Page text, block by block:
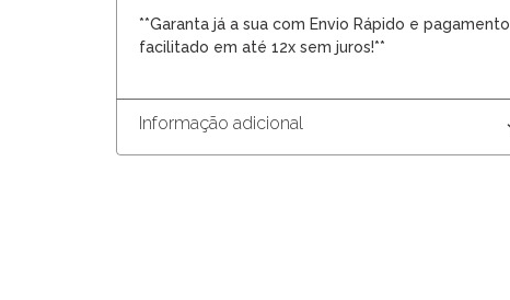
**Garanta já a sua com Envio Rápido e pagamento
facilitado em até 12x sem juros!**
Informação adicional